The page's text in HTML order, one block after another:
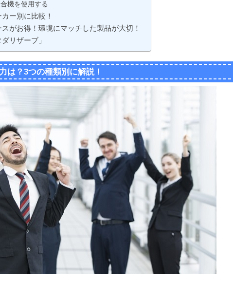
機を使用する
ー別に比較！
がお得！環境にマッチした製品が大切！
リザーブ」
は？3つの種類別に解説！